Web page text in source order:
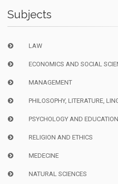
Subjects
LAW
ECONOMICS AND SOCIAL
MANAGEMENT
PHILOSOPHY, LITERATURE,
PSYCHOLOGY AND EDUCATION
RELIGION AND ETHICS
MEDECINE
NATURAL SCIENCES